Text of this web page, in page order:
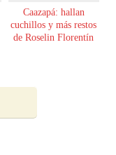
Caazapá: hallan
cuchillos y más restos
de Roselin Florentín